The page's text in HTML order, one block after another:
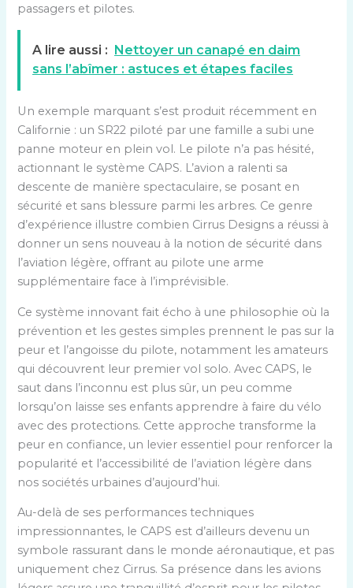
passagers et pilotes.
A lire aussi : Nettoyer un canapé en daim
sans l’abîmer : astuces et étapes faciles
Un exemple marquant s’est produit récemment en
Californie : un SR22 piloté par une famille a subi une
panne moteur en plein vol. Le pilote n’a pas hésité,
actionnant le système CAPS. L’avion a ralenti sa
descente de manière spectaculaire, se posant en
sécurité et sans blessure parmi les arbres. Ce genre
d’expérience illustre combien Cirrus Designs a réussi à
donner un sens nouveau à la notion de sécurité dans
l’aviation légère, offrant au pilote une arme
supplémentaire face à l’imprévisible.
Ce système innovant fait écho à une philosophie où la
prévention et les gestes simples prennent le pas sur la
peur et l’angoisse du pilote, notamment les amateurs
qui découvrent leur premier vol solo. Avec CAPS, le
saut dans l’inconnu est plus sûr, un peu comme
lorsqu’on laisse ses enfants apprendre à faire du vélo
avec des protections. Cette approche transforme la
peur en confiance, un levier essentiel pour renforcer la
popularité et l’accessibilité de l’aviation légère dans
nos sociétés urbaines d’aujourd’hui.
Au-delà de ses performances techniques
impressionnantes, le CAPS est d’ailleurs devenu un
symbole rassurant dans le monde aéronautique, et pas
uniquement chez Cirrus. Sa présence dans les avions